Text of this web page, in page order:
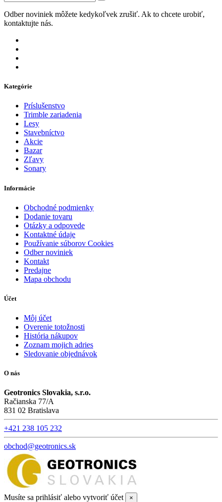
Odber noviniek môžete kedykoľvek zrušiť. Ak to chcete urobiť,
kontaktujte nás.
Kategórie
Príslušenstvo
Trimble zariadenia
Lesy
Stavebníctvo
Akcie
Bazar
Zľavy
Sonary
Informácie
Obchodné podmienky
Dodanie tovaru
Otázky a odpovede
Kontaktné údaje
Používanie súborov Cookies
Odber noviniek
Kontakt
Predajne
Mapa obchodu
Účet
Môj účet
Overenie totožnosti
História nákupov
Zoznam mojich adries
Sledovanie objednávok
O nás
Geotronics Slovakia, s.r.o.
Račianska 77/A
831 02 Bratislava
+421 238 105 232
obchod@geotronics.sk
Musíte sa prihlásiť alebo vytvoriť účet ×